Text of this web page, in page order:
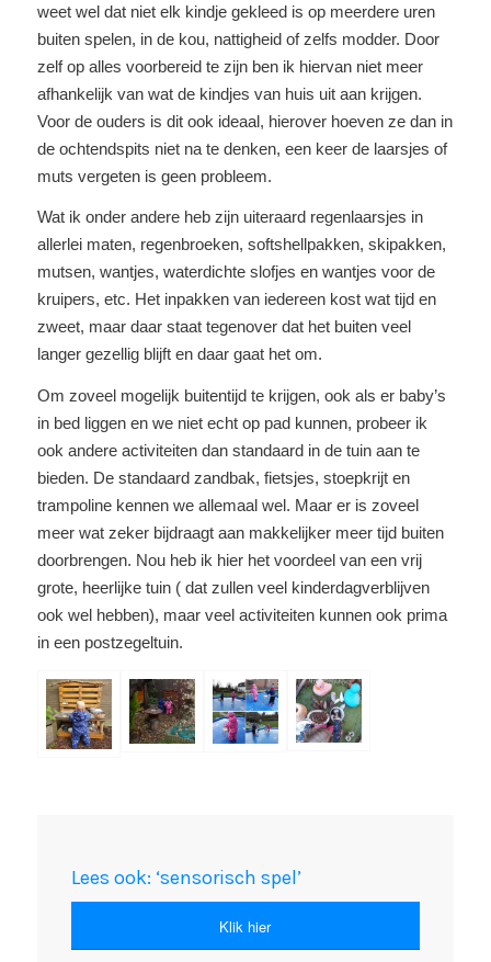
weet wel dat niet elk kindje gekleed is op meerdere uren
buiten spelen, in de kou, nattigheid of zelfs modder. Door
zelf op alles voorbereid te zijn ben ik hiervan niet meer
afhankelijk van wat de kindjes van huis uit aan krijgen.
Voor de ouders is dit ook ideaal, hierover hoeven ze dan in
de ochtendspits niet na te denken, een keer de laarsjes of
muts vergeten is geen probleem.
Wat ik onder andere heb zijn uiteraard regenlaarsjes in
allerlei maten, regenbroeken, softshellpakken, skipakken,
mutsen, wantjes, waterdichte slofjes en wantjes voor de
kruipers, etc. Het inpakken van iedereen kost wat tijd en
zweet, maar daar staat tegenover dat het buiten veel
langer gezellig blijft en daar gaat het om.
Om zoveel mogelijk buitentijd te krijgen, ook als er baby’s
in bed liggen en we niet echt op pad kunnen, probeer ik
ook andere activiteiten dan standaard in de tuin aan te
bieden. De standaard zandbak, fietsjes, stoepkrijt en
trampoline kennen we allemaal wel. Maar er is zoveel
meer wat zeker bijdraagt aan makkelijker meer tijd buiten
doorbrengen. Nou heb ik hier het voordeel van een vrij
grote, heerlijke tuin ( dat zullen veel kinderdagverblijven
ook wel hebben), maar veel activiteiten kunnen ook prima
in een postzegeltuin.
Lees ook: ‘sensorisch spel’
Klik hier